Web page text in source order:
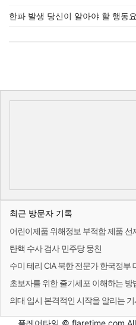
한파 발생 당신이 알아야 할 행동
최근 방문자 기록
어린이제품 위해정보 부적합 제품 선
탄핵 수사 검사 민주당 뭉친
수미 테리 CIA 북한 전문가 한국정부
초보자를 위한 줄기세포 이해하는 방
의대 입시 본격적인 시작을 알리는 기
플레어타임 © flaretime.com